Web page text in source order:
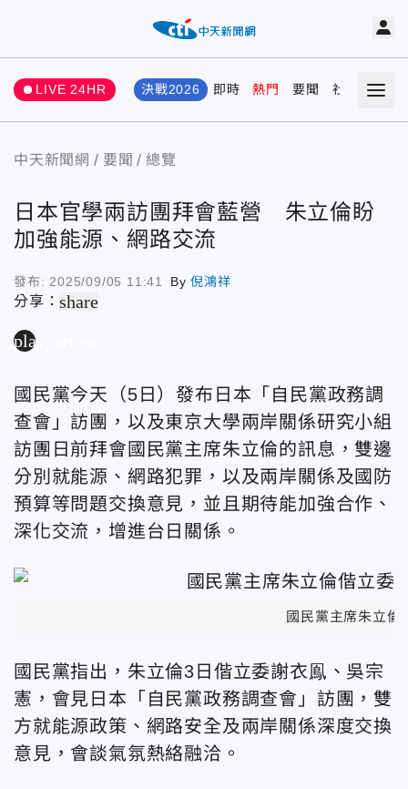
LIVE 24HR 決戰2026 即時 熱門 要聞 社會 娛樂
中天新聞網 要聞 總覽
日本官學兩訪團拜會藍營 朱立倫盼
加強能源、網路交流
發布: 2025/09/05 11:41 By倪鴻祥
分享：share
play_arrow
國民黨今天（5日）發布日本「自民黨政務調
查會」訪團，以及東京大學兩岸關係研究小組
訪團日前拜會國民黨主席朱立倫的訊息，雙邊
分別就能源、網路犯罪，以及兩岸關係及國防
預算等問題交換意見，並且期待能加強合作、
深化交流，增進台日關係。
國民黨主席朱立倫
國民黨指出，朱立倫3日偕立委謝衣鳯、吳宗
憲，會見日本「自民黨政務調查會」訪團，雙
方就能源政策、網路安全及兩岸關係深度交換
意見，會談氣氛熱絡融洽。